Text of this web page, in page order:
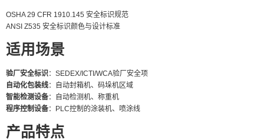
OSHA 29 CFR 1910.145 安全标识规范
ANSI Z535 安全标识颜色与设计标准
适用场景
验厂安全标识：SEDEX/ICTI/WCA验厂安全项
自动化包装线：自动封箱机、码垛机区域
智能检测设备：自动检测机、称重机
程序控制设备：PLC控制的涂装机、喷涂线
产品特点